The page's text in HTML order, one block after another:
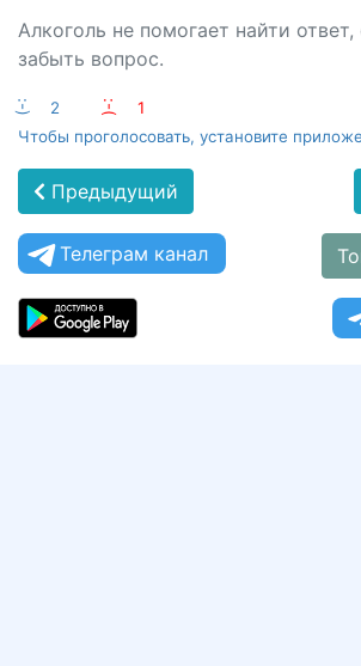
Алкоголь не помогает найти
забыть вопрос.
:-) 2 :-(
1
Чтобы проголосовать, установите
Предыдущий
Телеграм канал